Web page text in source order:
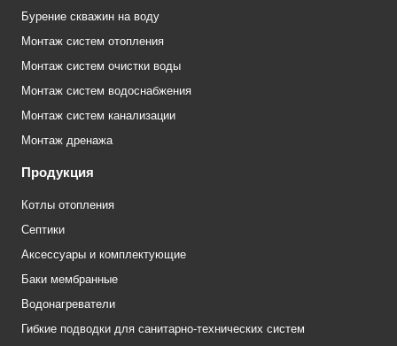
Бурение скважин на воду
Монтаж систем отопления
Монтаж систем очистки воды
Монтаж систем водоснабжения
Монтаж систем канализации
Монтаж дренажа
Продукция
Котлы отопления
Септики
Аксессуары и комплектующие
Баки мембранные
Водонагреватели
Гибкие подводки для санитарно-технических систем